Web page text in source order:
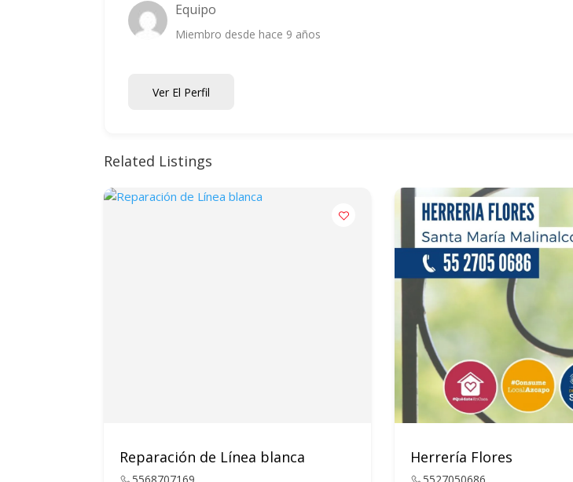
Equipo
Miembro desde hace 9 años
Ver El Perfil
Related Listings
Reparación de Línea blanca Herrería Flores